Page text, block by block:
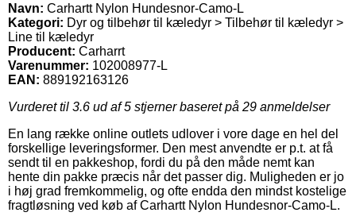
Navn: Carhartt Nylon Hundesnor-Camo-L
Kategori: Dyr og tilbehør til kæledyr > Tilbehør til kæledyr >
Line til kæledyr
Producent: Carharrt
Varenummer: 102008977-L
EAN: 889192163126
Vurderet til 3.6 ud af 5 stjerner baseret på 29 anmeldelser
En lang række online outlets udlover i vore dage en hel del
forskellige leveringsformer. Den mest anvendte er p.t. at få
sendt til en pakkeshop, fordi du på den måde nemt kan
hente din pakke præcis når det passer dig. Muligheden er jo
i høj grad fremkommelig, og ofte endda den mindst kostelige
fragtløsning ved køb af Carhartt Nylon Hundesnor-Camo-L.